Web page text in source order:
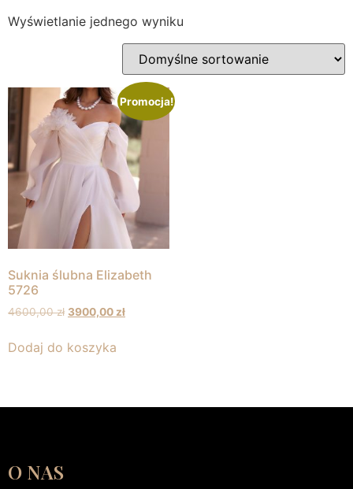
Wyświetlanie jednego wyniku
Promocja!
Suknia ślubna Elizabeth
5726
4600,00zł 3900,00zł
Dodaj do koszyka
O NAS